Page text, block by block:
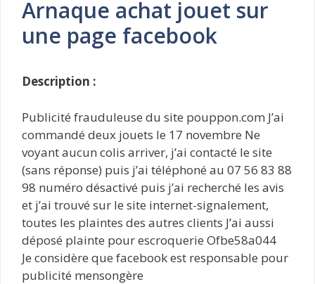
Arnaque achat jouet sur
une page facebook
Description :
Publicité frauduleuse du site pouppon.com J’ai
commandé deux jouets le 17 novembre Ne
voyant aucun colis arriver, j’ai contacté le site
(sans réponse) puis j’ai téléphoné au 07 56 83 88
98 numéro désactivé puis j’ai recherché les avis
et j’ai trouvé sur le site internet-signalement,
toutes les plaintes des autres clients J’ai aussi
déposé plainte pour escroquerie Ofbe58a044
Je considère que facebook est responsable pour
publicité mensongère